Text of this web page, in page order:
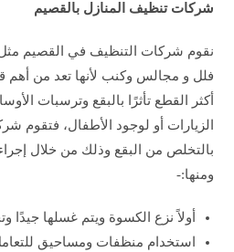
شركات تنظيف المنازل بالقصيم
نقوم شركات التنظيف في القصيم
فلل و مجالس وكنب لأنها تعد من أهم
أكثر القطع تأثرًا بالبقع وترسبات
الزيارات أو لوجود الأطفال، فتقوم
بالتخلص من البقع وذلك من خلال
ومنها:-
أولاً نزع الكسوة ويتم غسلها جيدًا
استخدام منظفات ومساحيق